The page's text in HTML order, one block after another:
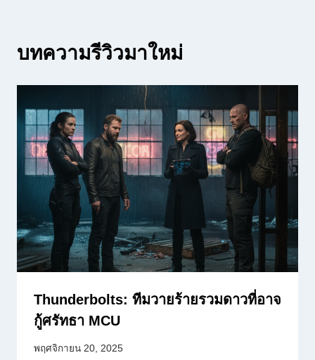
บทความรีวิวมาใหม่
Thunderbolts: ทีมวายร้ายรวมดาวที่อาจ
กู้ศรัทธา MCU
พฤศจิกายน 20, 2025